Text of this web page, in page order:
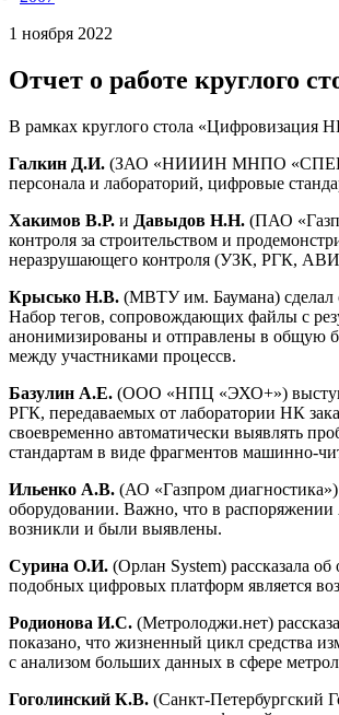
1 ноября 2022
Отчет о работе круглого
В рамках круглого стола «Цифровизация
Галкин Д.И. (ЗАО «НИИИН МНПО
персонала и лабораторий, цифровые
Хакимов В.Р. и Давыдов Н.Н. (ПАО
контроля за строительством и
неразрушающего контроля (УЗК, РГК,
Крысько Н.В. (МВТУ им. Баумана) сделал
Набор тегов, сопровождающих файлы с
анонимизированы и отправлены в общую
между участниками процессв.
Базулин А.Е. (ООО «НПЦ «ЭХО+»)
РГК, передаваемых от лаборатории НК
своевременно автоматически выявлять
стандартам в виде фрагментов машинно-
Ильенко А.В. (АО «Газпром
оборудовании. Важно, что в распоряжении
возникли и были выявлены.
Сурина О.И. (Орлан System) рассказала
подобных цифровых платформ является
Родионова И.С. (Метролоджи.нет)
показано, что жизненный цикл средства
с анализом больших данных в сфере
Гоголинский К.В. (Санкт-Петербургский